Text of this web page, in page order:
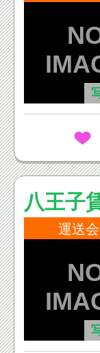
八王子
エク
運送